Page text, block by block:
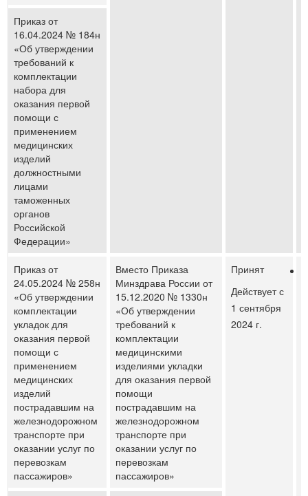
Приказ от
16.04.2024 № 184н
«Об утверждении
требований к
комплектации
набора для
оказания первой
помощи с
применением
медицинских
изделий
должностными
лицами
таможенных
органов
Российской
Федерации»
Приказ от
24.05.2024 № 258н
«Об утверждении
комплектации
укладок для
оказания первой
помощи с
применением
медицинских
изделий
пострадавшим на
железнодорожном
транспорте при
оказании услуг по
перевозкам
пассажиров»
Вместо Приказа
Минздрава России от
15.12.2020 № 1330н
«Об утверждении
требований к
комплектации
медицинскими
изделиями укладки
для оказания первой
помощи
пострадавшим на
железнодорожном
транспорте при
оказании услуг по
перевозкам
пассажиров»
Принят
Действует с
1 сентября
2024 г.